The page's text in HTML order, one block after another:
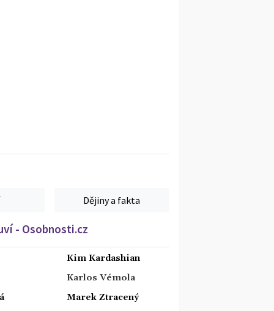
Dějiny a fakta
- Osobnosti.cz
Kim Kardashian
Karlos Vémola
Marek Ztracený